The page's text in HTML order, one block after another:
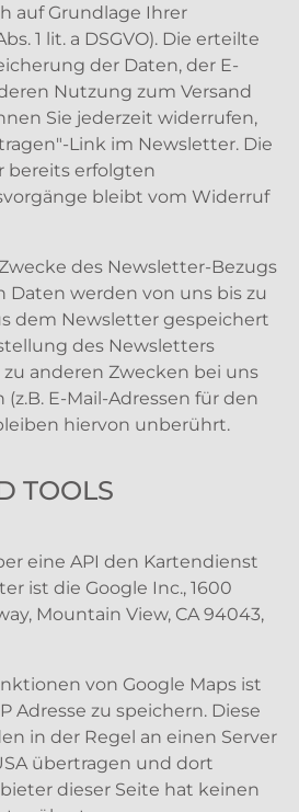
auf Grundlage Ihrer
1 lit. a DSGVO). Die erteilte
der Daten, der E-
Nutzung zum Versand
Sie jederzeit widerrufen,
Link im Newsletter. Die
bereits erfolgten
bleibt vom Widerruf
des Newsletter-Bezugs
werden von uns bis zu
dem Newsletter gespeichert
des Newsletters
anderen Zwecken bei uns
E-Mail-Adressen für den
hiervon unberührt.
TOOLS
eine API den Kartendienst
ist die Google Inc., 1600
Mountain View, CA 94043,
von Google Maps ist
Adresse zu speichern. Diese
in der Regel an einen Server
übertragen und dort
dieser Seite hat keinen